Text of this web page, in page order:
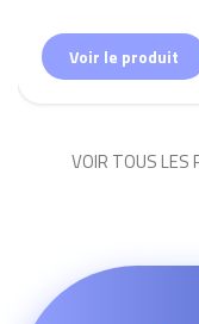
Voir le produit
VOIR TOUS LES